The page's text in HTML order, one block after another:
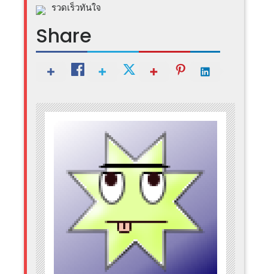
รวดเร็วทันใจ
Share